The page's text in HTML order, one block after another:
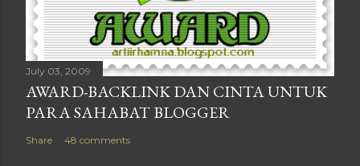
July 03, 2009
AWARD-BACKLINK DAN CINTA UNTUK
PARA SAHABAT BLOGGER
Share 48 comments